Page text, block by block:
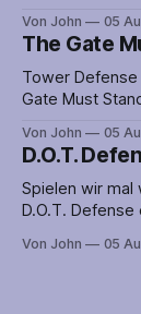
Rätsellösen
Schach haben. Zwar lässt sich Mate Morphosis auch ohne
diese spielen,
Von John 05
The Gate
Tower
Gate Must
greifen auch
Metzger-Ausbildung
genau das
Von John 05
D.O.T.
Spielen wir mal
D.O.T.
gibt. So ist
Von John 05